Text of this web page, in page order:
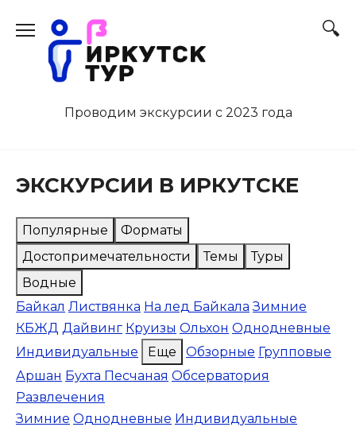
содержанию
Проводим экскурсии с 2023 года
ЭКСКУРСИИ В ИРКУТСКЕ
Популярные
Форматы
Достопримечательности
Темы
Туры
Водные
Байкал Листвянка На лед Байкала Зимние
КБЖД Дайвинг Круизы Ольхон Однодневные
Индивидуальные
Еще Обзорные Групповые
Аршан Бухта Песчаная Обсерватория
Развлечения
Зимние Однодневные Индивидуальные